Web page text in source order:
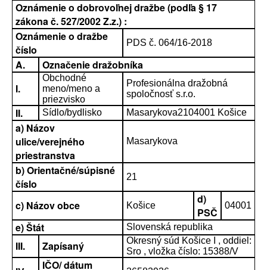
Oznámenie o dobrovoľnej dražbe (podľa § 17
zákona č. 527/2002 Z.z.) :
Oznámenie o dražbe
číslo
PDS č. 064/16-2018
A.
Označenie dražobníka
I.
Obchodné
meno/meno a
priezvisko
Profesionálna dražobná
spoločnosť s.r.o.
II. Sídlo/bydlisko Masarykova2104001 Košice
a) Názov
ulice/verejného
priestranstva
Masarykova
b) Orientačné/súpisné
číslo
21
c) Názov obce Košice
d)
PSČ
04001
e) Štát Slovenská republika
III. Zapísaný
Okresný súd Košice I , oddiel:
Sro , vložka číslo: 15388/V
IČO/ dátum